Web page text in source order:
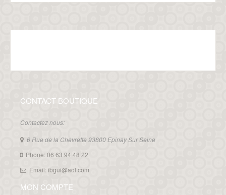
CONTACT BOUTIQUE
Contactez nous:
6 Rue de la Chevrette 93800 Epinay Sur Seine
Phone: 06 63 94 48 22
Email: ibgui@aol.com
MON COMPTE